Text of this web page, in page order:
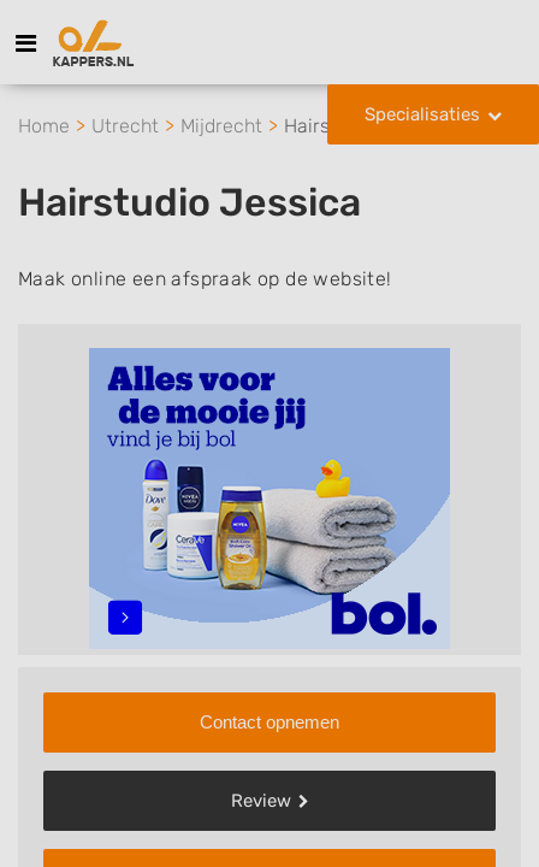
Specialisaties
Home Utrecht Mijdrecht Hairstudio Jessica
Hairstudio Jessica
Maak online een afspraak op de website!
Contact opnemen
Review